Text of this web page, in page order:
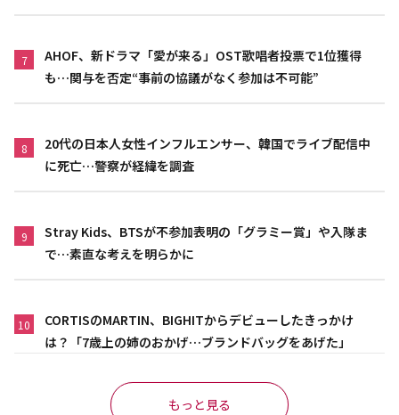
7
AHOF、新ドラマ「愛が来る」OST歌唱者投票で1位獲得
も…関与を否定“事前の協議がなく参加は不可能”
8
20代の日本人女性インフルエンサー、韓国でライブ配信中
に死亡…警察が経緯を調査
9
Stray Kids、BTSが不参加表明の「グラミー賞」や入隊ま
で…素直な考えを明らかに
10
CORTISのMARTIN、BIGHITからデビューしたきっかけ
は？「7歳上の姉のおかげ…ブランドバッグをあげた」
もっと見る